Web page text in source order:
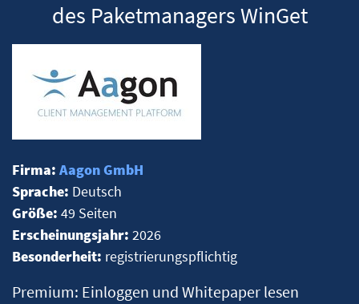
des Paketmanagers WinGet
Firma: Aagon GmbH
Sprache: Deutsch
Größe: 49 Seiten
Erscheinungsjahr: 2026
Besonderheit: registrierungspflichtig
Premium: Einloggen und Whitepaper lesen